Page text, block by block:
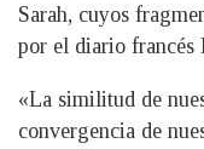
Sarah, cuyos
por el diario francés
«La similitud de
convergencia de